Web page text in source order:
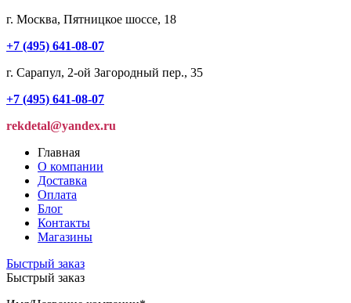
г. Москва, Пятницкое шоссе, 18
+7 (495) 641-08-07
г. Сарапул, 2-ой Загородный пер., 35
+7 (495) 641-08-07
rekdetal@yandex.ru
Главная
О компании
Доставка
Оплата
Блог
Контакты
Магазины
Быстрый заказ
Быстрый заказ